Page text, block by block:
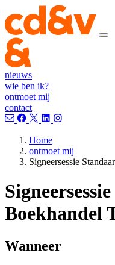
nieuws
wie ben ik?
ontmoet mij
contact
Home
ontmoet mij
Signeersessie
Boekhandel
Wanneer